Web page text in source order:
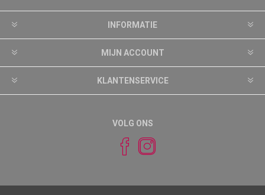
INFORMATIE
MIJN ACCOUNT
KLANTENSERVICE
VOLG ONS